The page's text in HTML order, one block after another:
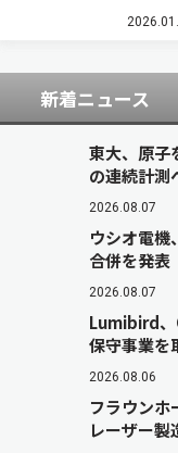
（ニュ
新着ニュース
東大、原
の連続計測
2026.08.07
ウシオ電機
合併を発表
2026.08.07
Lumibird、
保守事業を
2026.08.06
フラウンホ
レーザー製